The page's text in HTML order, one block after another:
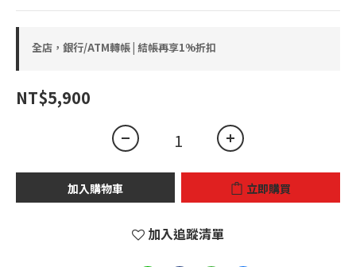
全店，銀行/ATM轉帳 | 結帳再享1%折扣
NT$5,900
加入購物車 立即購買
加入追蹤清單